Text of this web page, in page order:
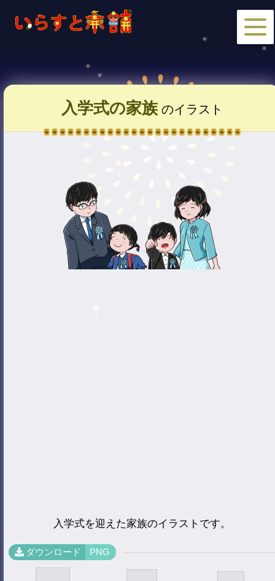
入学式の家族のイラスト
入学式を迎えた家族のイラストです。
ダウンロード PNG